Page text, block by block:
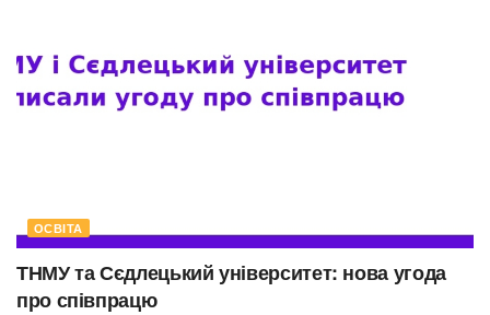
ОСВІТА
ТНМУ та Сєдлецький університет: нова угода
про співпрацю